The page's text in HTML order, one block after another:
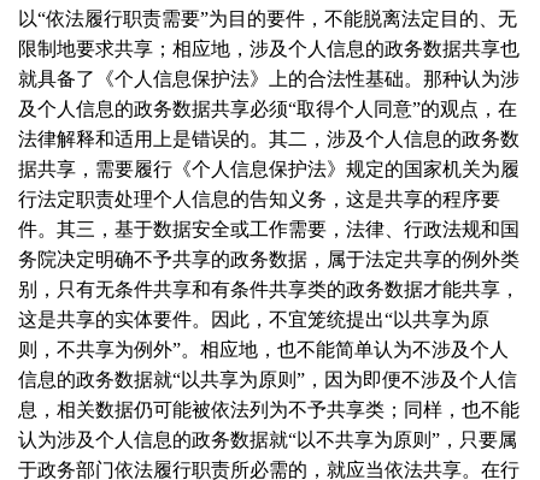
以“依法履行职责需要”为目的要件，不能脱离法定目的、无
限制地要求共享；相应地，涉及个人信息的政务数据共享也
就具备了《个人信息保护法》上的合法性基础。那种认为涉
及个人信息的政务数据共享必须“取得个人同意”的观点，在
法律解释和适用上是错误的。其二，涉及个人信息的政务数
据共享，需要履行《个人信息保护法》规定的国家机关为履
行法定职责处理个人信息的告知义务，这是共享的程序要
件。其三，基于数据安全或工作需要，法律、行政法规和国
务院决定明确不予共享的政务数据，属于法定共享的例外类
别，只有无条件共享和有条件共享类的政务数据才能共享，
这是共享的实体要件。因此，不宜笼统提出“以共享为原
则，不共享为例外”。相应地，也不能简单认为不涉及个人
信息的政务数据就“以共享为原则”，因为即便不涉及个人信
息，相关数据仍可能被依法列为不予共享类；同样，也不能
认为涉及个人信息的政务数据就“以不共享为原则”，只要属
于政务部门依法履行职责所必需的，就应当依法共享。在行